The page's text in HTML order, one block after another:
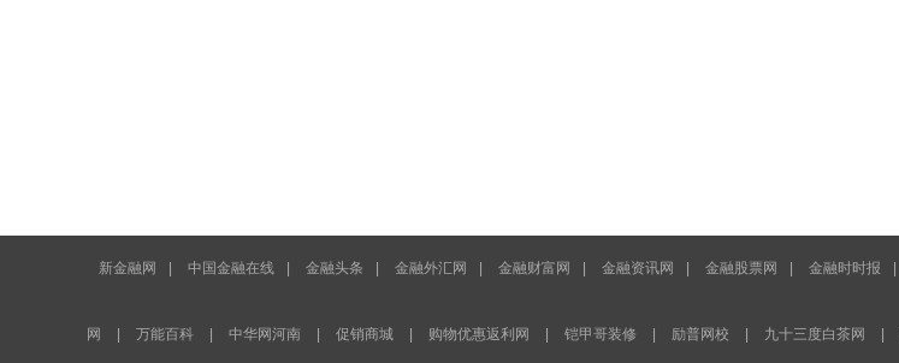
新金融网 中国金融在线 金融头条 金融外汇网 金融财富网 金融资讯网 金融股票网 金融时时报
网 万能百科 中华网河南 促销商城 购物优惠返利网 铠甲哥装修 励普网校 九十三度白茶网